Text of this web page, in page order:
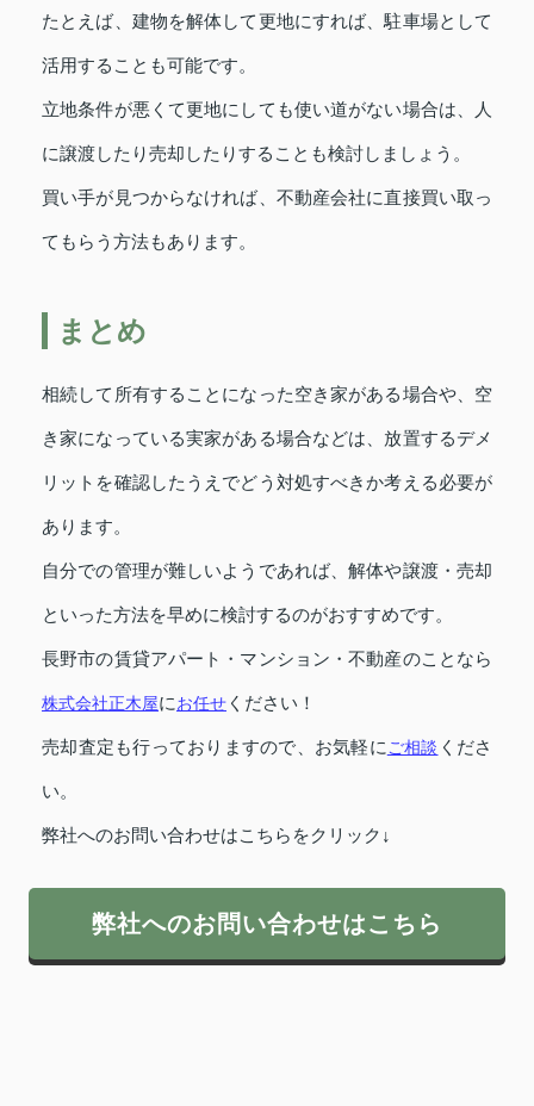
たとえば、建物を解体して更地にすれば、駐車場として
活用することも可能です。
立地条件が悪くて更地にしても使い道がない場合は、人
に譲渡したり売却したりすることも検討しましょう。
買い手が見つからなければ、不動産会社に直接買い取っ
てもらう方法もあります。
まとめ
相続して所有することになった空き家がある場合や、空
き家になっている実家がある場合などは、放置するデメ
リットを確認したうえでどう対処すべきか考える必要が
あります。
自分での管理が難しいようであれば、解体や譲渡・売却
といった方法を早めに検討するのがおすすめです。
長野市の賃貸アパート・マンション・不動産のことなら
株式会社正木屋にお任せ ください！
売却査定も行っておりますので、お気軽に ご相談 くださ
い。
弊社へのお問い合わせはこちらをクリック↓
弊社へのお問い合わせはこちら